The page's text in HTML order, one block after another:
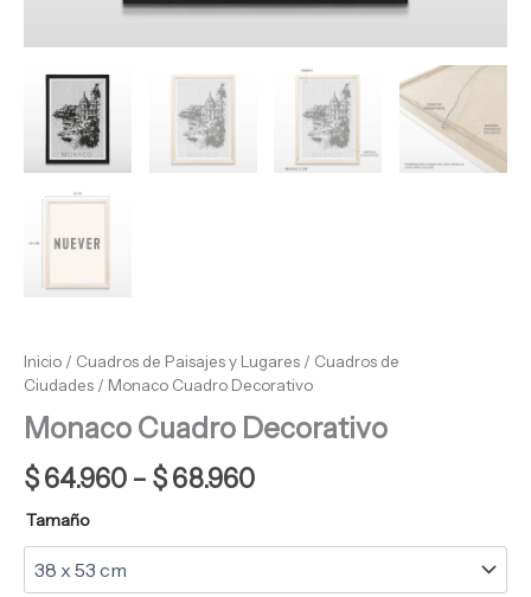
Inicio / Cuadros de Paisajes y Lugares / Cuadros de
Ciudades / Monaco Cuadro Decorativo
Monaco Cuadro Decorativo
$64.960 – $68.960
Tamaño